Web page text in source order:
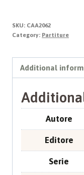
SKU: CAA2062
Category: Partiture
Additional
Autore
Editore
Serie